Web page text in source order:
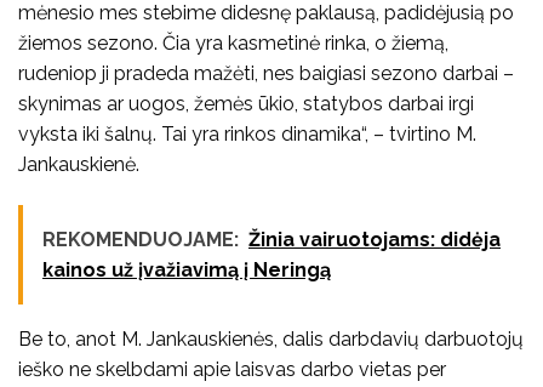
mėnesio mes stebime didesnę paklausą, padidėjusią po
žiemos sezono. Čia yra kasmetinė rinka, o žiemą,
rudeniop ji pradeda mažėti, nes baigiasi sezono darbai –
skynimas ar uogos, žemės ūkio, statybos darbai irgi
vyksta iki šalnų. Tai yra rinkos dinamika“, – tvirtino M.
Jankauskienė.
REKOMENDUOJAME: Žinia vairuotojams: didėja
kainos už įvažiavimą į Neringą
Be to, anot M. Jankauskienės, dalis darbdavių darbuotojų
ieško ne skelbdami apie laisvas darbo vietas per